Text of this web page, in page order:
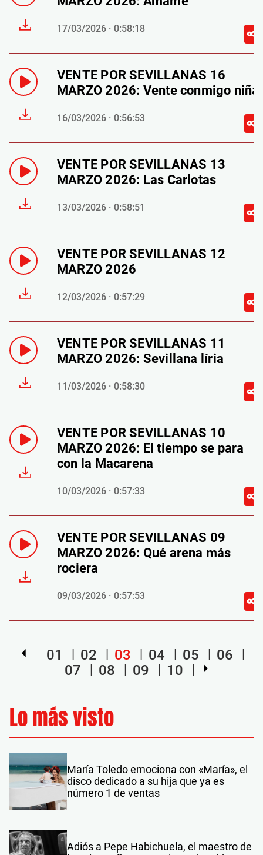
17/03/2026 · 0:58:18
VENTE POR SEVILLANAS 16
MARZO 2026: Vente conmigo niña
16/03/2026 · 0:56:53
VENTE POR SEVILLANAS 13
MARZO 2026: Las Carlotas
13/03/2026 · 0:58:51
VENTE POR SEVILLANAS 12
MARZO 2026
12/03/2026 · 0:57:29
VENTE POR SEVILLANAS 11
MARZO 2026: Sevillana líria
11/03/2026 · 0:58:30
VENTE POR SEVILLANAS 10
MARZO 2026: El tiempo se para
con la Macarena
10/03/2026 · 0:57:33
VENTE POR SEVILLANAS 09
MARZO 2026: Qué arena más
rociera
09/03/2026 · 0:57:53
01 02 03 04 05
06
07
08 09 10
Lo más visto
María Toledo emociona con «María», el
disco dedicado a su hija que ya es
número 1 de ventas
Adiós a Pepe Habichuela, el maestro de